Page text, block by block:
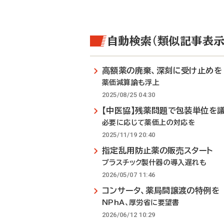
自動検索（類似記事表示
高額薬の廃棄、深刻に受け止めを
薬価減算論も浮上
2025/08/25 04:30
【中医協】残薬問題で包装単位を
必要に応じて薬価上の対応を
2025/11/19 20:40
指定乱用防止薬の販売スタート
プラスチック製什器の導入遅れも
2026/05/07 11:46
コンサータ、薬局間譲渡の特例を
NPhA、厚労省に要望書
2026/06/12 10:29